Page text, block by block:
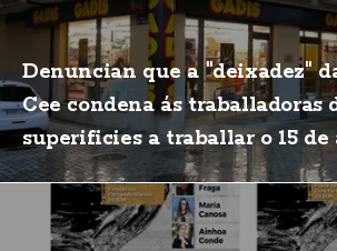
Denuncian que a "deixadez"
Cee condena ás traballadoras
superificies a traballar o 15 de